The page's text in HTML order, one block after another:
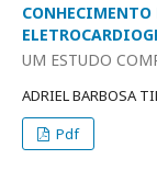
CONHECIMENTO
UM ESTUDO
ADRIEL BARBOSA
Pdf